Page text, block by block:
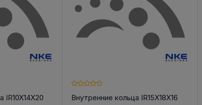
IR10X14X20 Внутренние кольца IR15X18X16